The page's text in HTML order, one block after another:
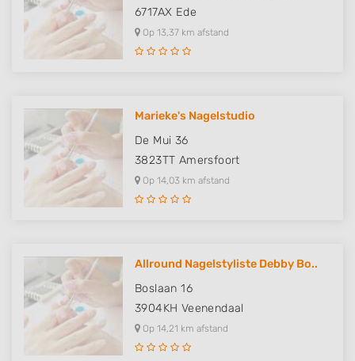
6717AX Ede
Op 13,37 km afstand
Marieke's Nagelstudio
De Mui 36
3823TT Amersfoort
Op 14,03 km afstand
Allround Nagelstyliste Debby Bo..
Boslaan 16
3904KH Veenendaal
Op 14,21 km afstand